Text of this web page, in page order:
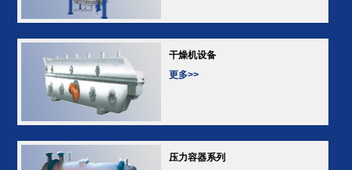
干燥机设备
更多>>
压力容器系列